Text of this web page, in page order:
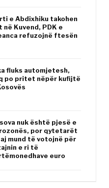
e Abdixhiku takohen
në Kuvend, PDK e
refuzojnë ftesën
fluks automjetesh,
po pritet nëpër kufijtë
nuk është pjesë e
por qytetarët
mund të votojnë për
e ri të
euro